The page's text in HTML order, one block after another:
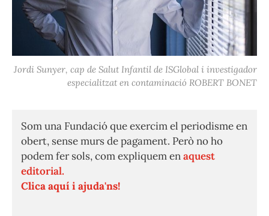
Jordi Sunyer, cap de Salut Infantil de ISGlobal i investigador
especialitzat en contaminació ROBERT BONET
Som una Fundació que exercim el periodisme en
obert, sense murs de pagament. Però no ho
podem fer sols, com expliquem enaquest
editorial.
Clica aquí i ajuda'ns!